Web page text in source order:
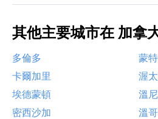
其他主要城市在 加
多倫多
蒙
卡爾加里
渥
埃德蒙頓
溫
密西沙加
溫